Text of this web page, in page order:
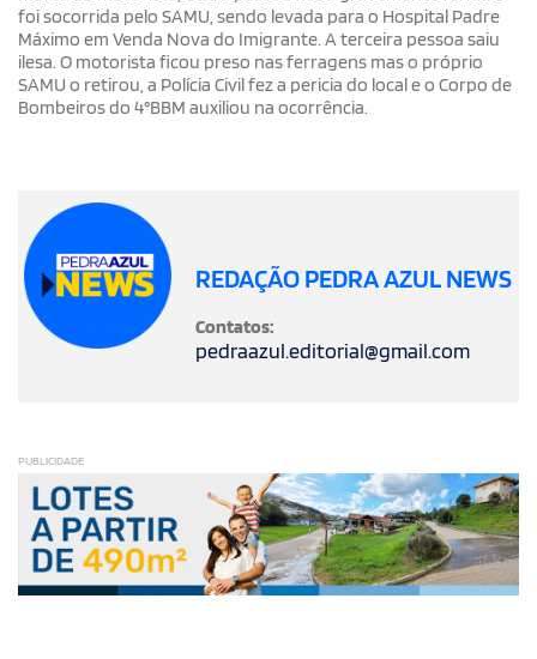
foi socorrida pelo SAMU, sendo levada para o Hospital Padre
Máximo em Venda Nova do Imigrante. A terceira pessoa saiu
ilesa. O motorista ficou preso nas ferragens mas o próprio
SAMU o retirou, a Polícia Civil fez a pericia do local e o Corpo de
Bombeiros do 4°BBM auxiliou na ocorrência.
REDAÇÃO PEDRA AZUL NEWS
Contatos:
pedraazul.editorial@gmail.com
PUBLICIDADE